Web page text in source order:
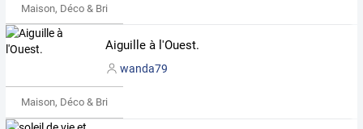
Maison, Déco & Bricolage
Aiguille à l'Ouest.
wanda79
Maison, Déco & Bricolage